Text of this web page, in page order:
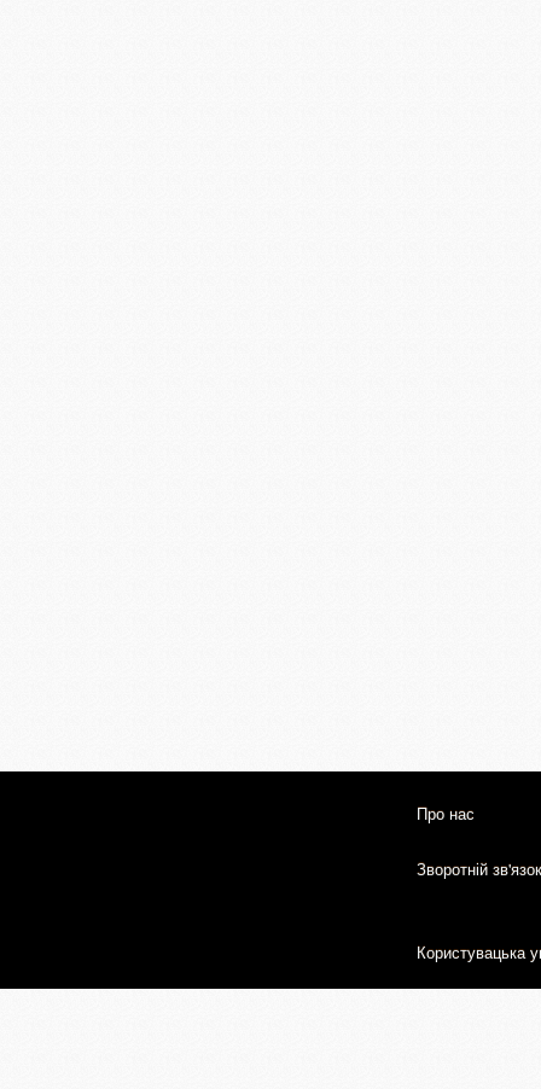
Про нас
Зворотній зв'язок
Користувацька